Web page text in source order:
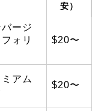
安）
ージ
ォリ
$20〜
アム
$20〜